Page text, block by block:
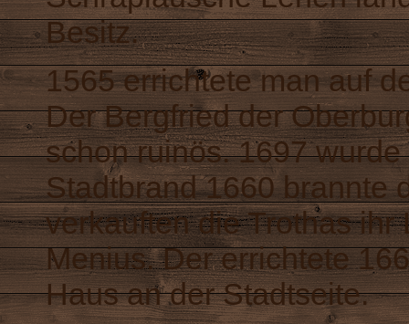
Besitz.
1565 errichtete man auf
DerBergfriedder
schon ruinös. 1697
Stadtbrand 1660 brannte
verkauften die Trothas
Menius. Der errichtete
Haus an der Stadtseite.